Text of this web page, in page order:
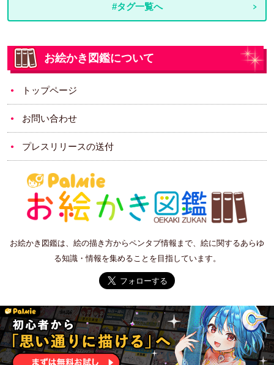
#タグ一覧へ
お絵かき図鑑について
トップページ
お問い合わせ
プレスリリースの送付
お絵かき図鑑は、絵の描き方からペンタブ情報まで、絵に関するあらゆ
る知識・情報を集めることを目指しています。